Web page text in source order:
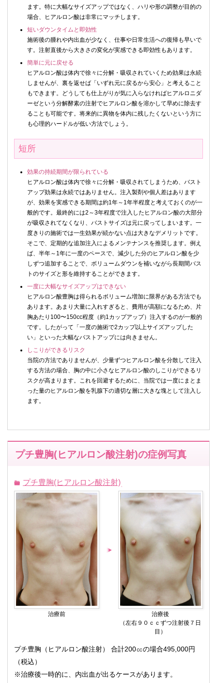
ます。特に大幅なサイズアップではなく、ハリや形の調整が目的の
場合、ヒアルロン酸は非常にマッチします。
短いダウンタイムと即効性
施術後の腫れや内出血が少なく、仕事や日常生活への復帰も早いで
す。注射直後から大きさの変化が実感できる即効性もあります。
簡単に元に戻せる
ヒアルロン酸は体内で徐々に分解・吸収されていくため効果は永続
しませんが、裏を返せば「いずれ元に戻るから安心」と考えること
もできます。どうしても仕上がりが気に入らなければヒアルロニダ
ーゼという分解酵素の注射でヒアルロン酸を溶かして早めに除去す
ることも可能です。将来的に異物を体内に残したくないという方に
も心理的ハードルが低い方法でしょう。
短所
効果の持続期間が限られている
ヒアルロン酸は体内で徐々に分解・吸収されてしまうため、バスト
アップ効果は永続ではありません。注入製剤や個人差はあります
が、効果を実感できる期間は約1年～1年半程度と考えておくのが一
般的です。最終的には2～3年程度で注入したヒアルロン酸の大部分
が吸収されてなくなり、バストサイズは元に戻ってしまいます。一
度きりの施術では一生効果が続かない点は大きなデメリットです。
そこで、定期的な追加注入によるメンテナンスを推奨します。例え
ば、半年～1年に一度のペースで、減少した分のヒアルロン酸を少
しずつ追加することで、ボリュームダウンを補いながら長期間バス
トのサイズと形を維持することができます。
一度に大幅なサイズアップはできない
ヒアルロン酸豊胸は得られるボリューム増加に限界がある方法でも
あります。あまり大量に入れすぎると、費用が高額になるため、片
胸あたり100〜150cc程度（約1カップアップ）注入するのが一般的
です。したがって「一度の施術で2カップ以上サイズアップした
い」といった大幅なバストアップには向きません。
しこりができるリスク
当院の方法でありませんが、少量ずつヒアルロン酸を分散して注入
する方法の場合、胸の中に小さなヒアルロン酸のしこりができるリ
スクが高まります。これを回避するために、当院では一度にまとま
った量のヒアルロン酸を乳腺下の適切な層に大きな塊として注入し
ます。
プチ豊胸(ヒアルロン酸注射)の症例写真
プチ豊胸(ヒアルロン酸注射)
治療前
治療後
（左右９０ｃｃずつ注射後７日
目）
プチ豊胸（ヒアルロン酸注射） 合計200㏄の場合495,000円
（税込）
※治療後一時的に、内出血が出るケースがあります。